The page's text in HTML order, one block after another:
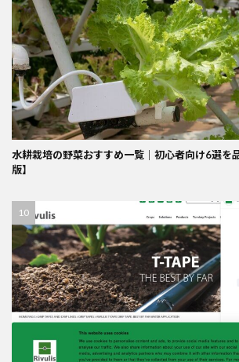
水耕栽培の野菜おすすめ一覧｜初心者向け6選を
版】